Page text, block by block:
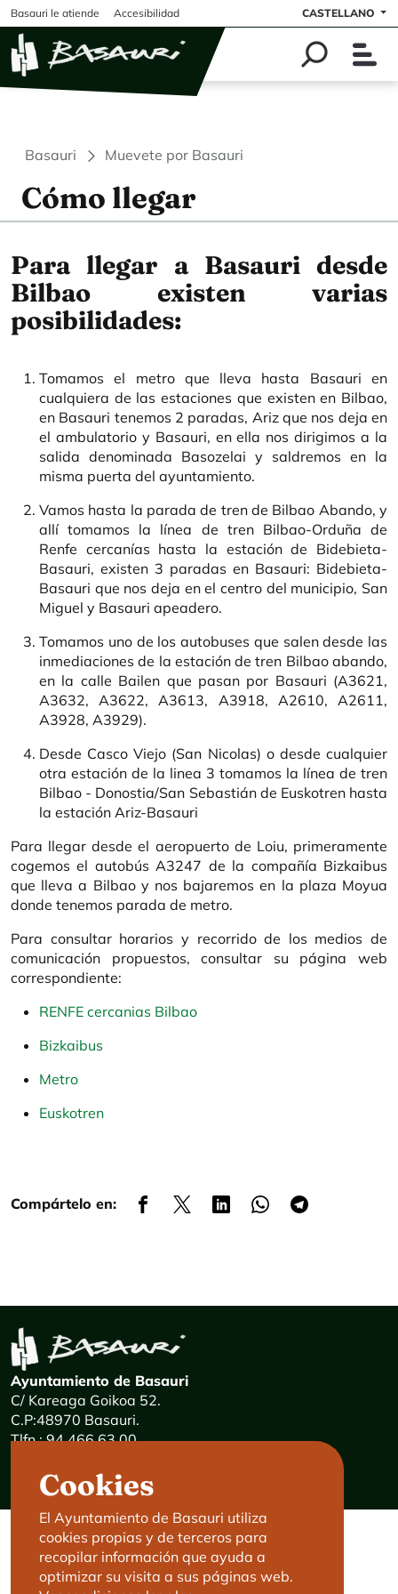
Pasar al contenido principal
Basauri le atiende Accesibilidad CASTELLANO
Basauri Muevete por Basauri
Cómo llegar
Para llegar a Basauri desde
Bilbao existen varias
posibilidades:
Tomamos el metro que lleva hasta Basauri en
cualquiera de las estaciones que existen en Bilbao,
en Basauri tenemos 2 paradas, Ariz que nos deja en
el ambulatorio y Basauri, en ella nos dirigimos a la
salida denominada Basozelai y saldremos en la
misma puerta del ayuntamiento.
Vamos hasta la parada de tren de Bilbao Abando, y
allí tomamos la línea de tren Bilbao-Orduña de
Renfe cercanías hasta la estación de Bidebieta-
Basauri, existen 3 paradas en Basauri: Bidebieta-
Basauri que nos deja en el centro del municipio, San
Miguel y Basauri apeadero.
Tomamos uno de los autobuses que salen desde las
inmediaciones de la estación de tren Bilbao abando,
en la calle Bailen que pasan por Basauri (A3621,
A3632, A3622, A3613, A3918, A2610, A2611,
A3928, A3929).
Desde Casco Viejo (San Nicolas) o desde cualquier
otra estación de la linea 3 tomamos la línea de tren
Bilbao - Donostia/San Sebastián de Euskotren hasta
la estación Ariz-Basauri
Para llegar desde el aeropuerto de Loiu, primeramente
cogemos el autobús A3247 de la compañía Bizkaibus
que lleva a Bilbao y nos bajaremos en la plaza Moyua
donde tenemos parada de metro.
Para consultar horarios y recorrido de los medios de
comunicación propuestos, consultar su página web
correspondiente:
RENFE cercanias Bilbao
Bizkaibus
Metro
Euskotren
Compártelo en:
Cookies
El Ayuntamiento de Basauri utiliza
cookies propias y de terceros para
recopilar información que ayuda a
optimizar su visita a sus páginas web.
Ayuntamiento de Basauri
C/ Kareaga Goikoa 52.
C.P:48970 Basauri.
Tlfn.: 94 466 63 00
E-mail: haz@basauri.eus
CONTACTO
Basauri le atiende
LEGAL
Aviso legal